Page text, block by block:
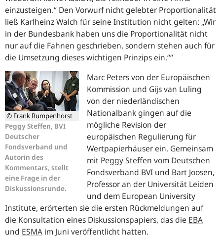
einzusteigen.“ Den Vorwurf nicht gelebter Proportionalität
ließ Karlheinz Walch für seine Institution nicht gelten: Wir
in der Bundesbank haben uns die Proportionalität nicht
nur auf die Fahnen geschrieben, sondern stehen auch für
die Umsetzung dieses wichtigen Prinzips ein.“
© Frank Rumpenhorst
Peggy Steffen, BVI
Deutscher
Fondsverband und
Autorin des
Kommentars, stellt
eine Frage in der
Diskussionsrunde.
Marc Peters von der Europäischen
Kommission und Gijs van Luling
von der niederländischen
Nationalbank gingen auf die
mögliche Revision der
europäischen Regulierung für
Wertpapierhäuser ein. Gemeinsam
mit Peggy Steffen vom Deutschen
Fondsverband BVI und Bart Joosen,
Professor an der Universität Leiden
und dem European University
Institute, erörterten sie die ersten Rückmeldungen auf
die Konsultation eines Diskussionspapiers, das die EBA
und ESMA im Juni veröffentlicht hatten.